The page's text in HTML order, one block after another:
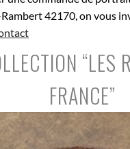
42170, on vous
“LES
FRANCE”